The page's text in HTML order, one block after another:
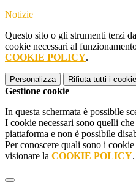
Notizie
Questo sito o gli strumenti terzi
cookie necessari al
COOKIE POLICY.
Personalizza Rifiuta tutti i
Gestione cookie
In questa schermata è possibile
I cookie necessari sono quelli
piattaforma e non è possibile
Per conoscere quali sono i
visionare la COOKIE POLICY.